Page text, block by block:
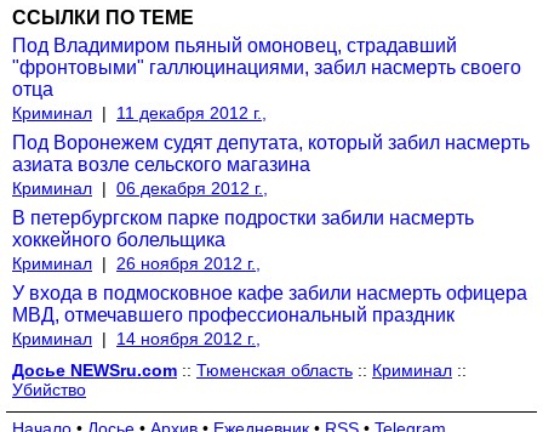
ССЫЛКИ ПО ТЕМЕ
Под Владимиром пьяный омоновец, страдавший
"фронтовыми" галлюцинациями, забил насмерть своего
отца
Криминал | 11 декабря 2012 г.,
Под Воронежем судят депутата, который забил насмерть
азиата возле сельского магазина
Криминал | 06 декабря 2012 г.,
В петербургском парке подростки забили насмерть
хоккейного болельщика
Криминал | 26 ноября 2012 г.,
У входа в подмосковное кафе забили насмерть офицера
МВД, отмечавшего профессиональный праздник
Криминал |
14 ноября 2012 г.,
Досье NEWSru.com :: Тюменская область :: Криминал ::
Убийство
Начало • Досье • Архив • Ежедневник • RSS • Telegram